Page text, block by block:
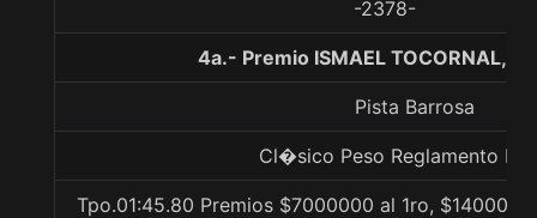
-2378-
4a.- Premio ISMAEL TOCORNAL,
Pista Barrosa
Cl�sico Peso Reglamento
Tpo.01:45.80 Premios $7000000 al 1ro,